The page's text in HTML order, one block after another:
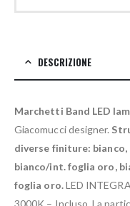
DESCRIZIONE
Marchetti Band LED
Giacomucci designer.
diverse finiture:
bianco/int. foglia oro,
foglia oro.LED
3000K – Incluso. La